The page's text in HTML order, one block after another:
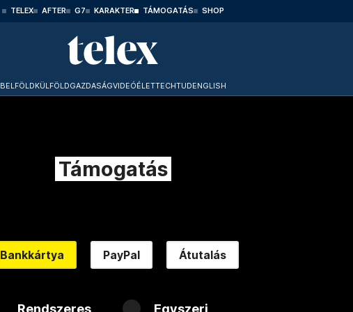
TELEX AFTER G7 KARAKTER TÁMOGATÁS SHOP
BELFÖLDKÜLFÖLDGAZDASÁGVIDEÓÉLETTECHTUDENGLISH
Támogatás
Bankkártya PayPal Átutalás
Rendszeres Egyszeri